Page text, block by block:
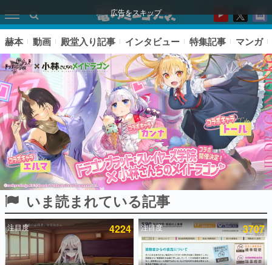
広告をスキップ
ピックアップ
電ファミのいま読まれている記事ランキング
赫本 動画 殿堂入り記事 インタビュー 特集記事 マンガ
いま読まれている記事
注目度 4224 注目度 3707